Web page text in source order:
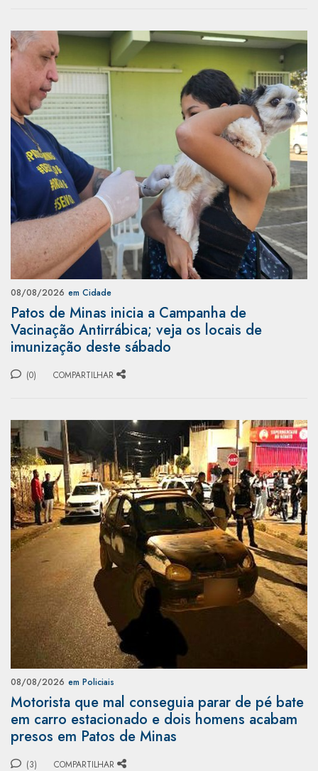
08/08/2026 em Cidade
Patos de Minas inicia a Campanha de
Vacinação Antirrábica; veja os locais de
imunização deste sábado
(0) COMPARTILHAR
08/08/2026 em Policiais
Motorista que mal conseguia parar de pé bate
em carro estacionado e dois homens acabam
presos em Patos de Minas
(3) COMPARTILHAR